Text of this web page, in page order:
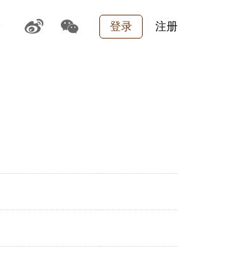
登录 注册